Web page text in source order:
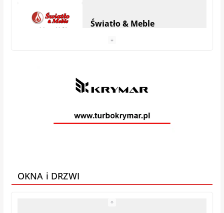
Anhel Producent materacy
Galeria Mebli AMS
OKNA i DRZWI